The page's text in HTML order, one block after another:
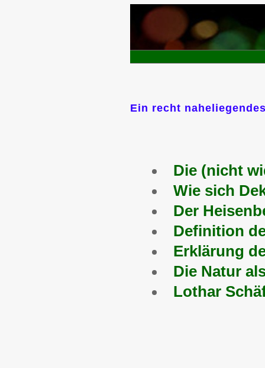
Ein recht
Die (nicht
Wie sich
Der
Definition
Erklärung
Die Natur
Lothar